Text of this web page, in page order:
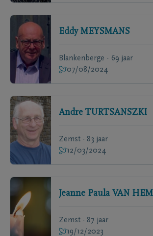
Eddy MEYSMANS
Blankenberge - 69 jaar
07/08/2024
Andre TURTSANSZKI
Zemst - 83 jaar
12/03/2024
Jeanne Paula VAN
Zemst - 87 jaar
19/12/2023